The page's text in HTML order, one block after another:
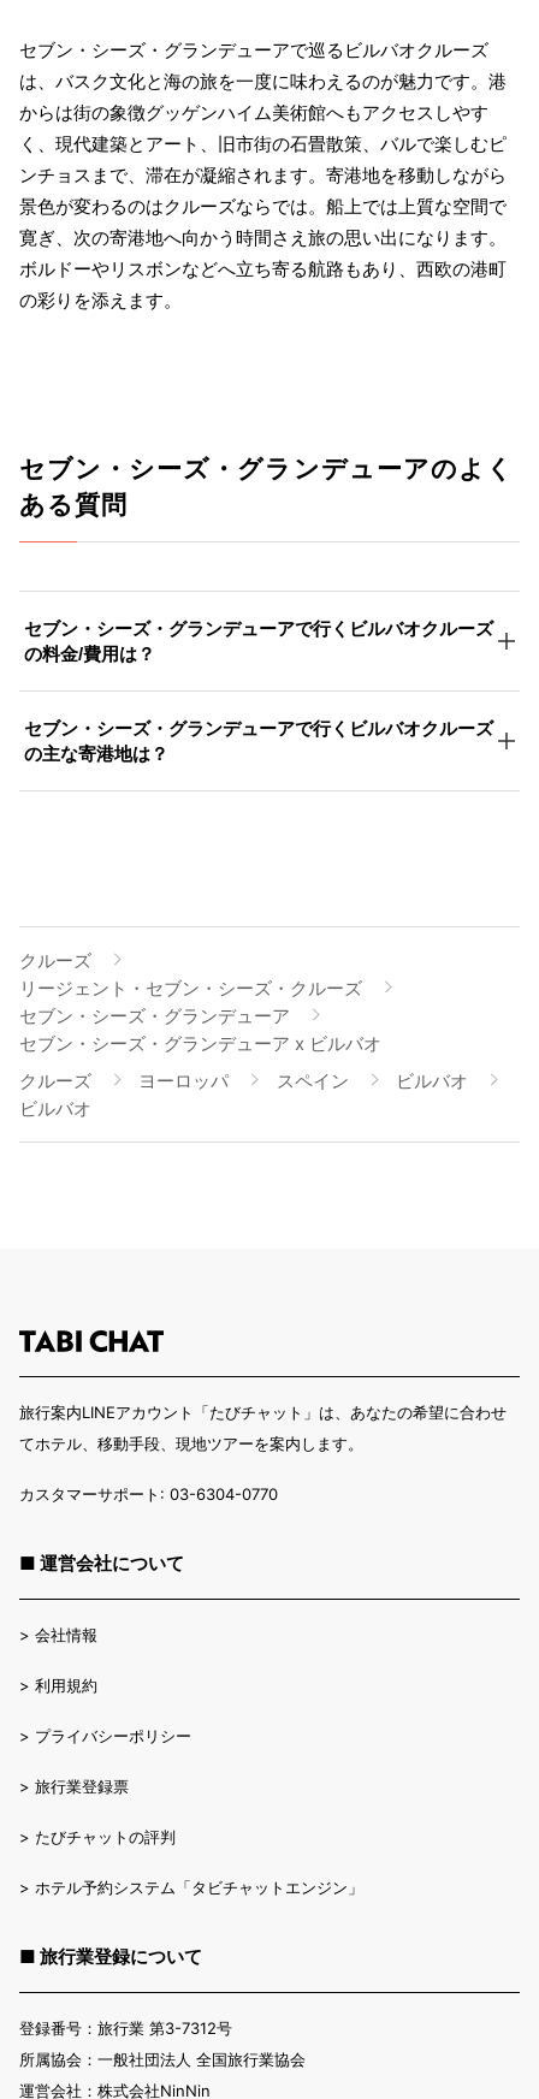
セブン・シーズ・グランデューアで巡るビルバオクルーズ
は、バスク文化と海の旅を一度に味わえるのが魅力です。港
からは街の象徴グッゲンハイム美術館へもアクセスしやす
く、現代建築とアート、旧市街の石畳散策、バルで楽しむピ
ンチョスまで、滞在が凝縮されます。寄港地を移動しながら
景色が変わるのはクルーズならでは。船上では上質な空間で
寛ぎ、次の寄港地へ向かう時間さえ旅の思い出になります。
ボルドーやリスボンなどへ立ち寄る航路もあり、西欧の港町
の彩りを添えます。
セブン・シーズ・グランデューアのよく
ある質問
セブン・シーズ・グランデューアで行くビルバオクルーズ
の料金/費用は？
セブン・シーズ・グランデューアで行くビルバオクルーズ
の主な寄港地は？
クルーズ
リージェント・セブン・シーズ・クルーズ
セブン・シーズ・グランデューア
セブン・シーズ・グランデューア x ビルバオ
クルーズ
ヨーロッパ スペイン
ビルバオ
ビルバオ
旅行案内LINEアカウント「たびチャット」は、あなたの希望に合わせ
てホテル、移動手段、現地ツアーを案内します。
カスタマーサポート: 03-6304-0770
■ 運営会社について
> 会社情報
> 利用規約
> プライバシーポリシー
> 旅行業登録票
> たびチャットの評判
> ホテル予約システム「タビチャットエンジン」
■ 旅行業登録について
登録番号：旅行業 第3-7312号
所属協会：一般社団法人 全国旅行業協会
運営会社：株式会社NinNin